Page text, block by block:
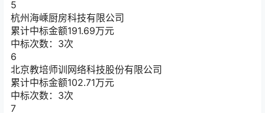
5
杭州海嵊厨房科技有限公司
累计中标金额191.69万元
中标次数：3次
6
北京教培师训网络科技股份有限公司
累计中标金额102.71万元
中标次数：3次
7